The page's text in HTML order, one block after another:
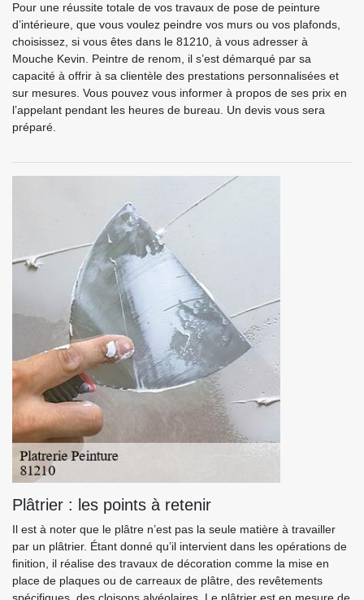
Pour une réussite totale de vos travaux de pose de peinture
d’intérieure, que vous voulez peindre vos murs ou vos plafonds,
choisissez, si vous êtes dans le 81210, à vous adresser à
Mouche Kevin. Peintre de renom, il s’est démarqué par sa
capacité à offrir à sa clientèle des prestations personnalisées et
sur mesures. Vous pouvez vous informer à propos de ses prix en
l’appelant pendant les heures de bureau. Un devis vous sera
préparé.
Plâtrier : les points à retenir
Il est à noter que le plâtre n’est pas la seule matière à travailler
par un plâtrier. Étant donné qu’il intervient dans les opérations de
finition, il réalise des travaux de décoration comme la mise en
place de plaques ou de carreaux de plâtre, des revêtements